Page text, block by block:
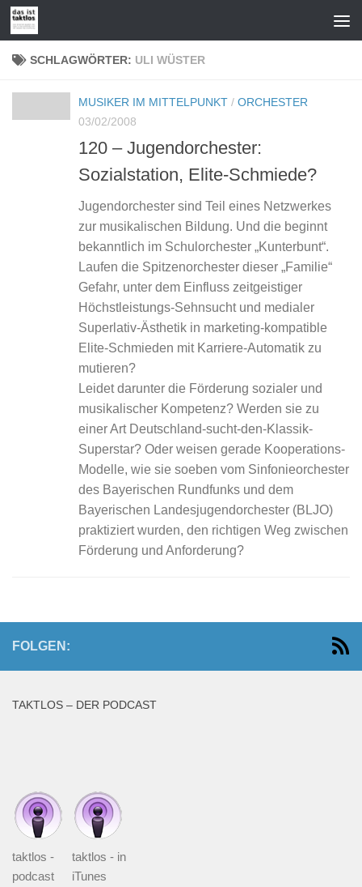
Zum Inhalt springen
SCHLAGWÖRTER: ULI WÜSTER
MUSIKER IM MITTELPUNKT / ORCHESTER
03/02/2008
120 – Jugendorchester:
Sozialstation, Elite-Schmiede?
Jugendorchester sind Teil eines Netzwerkes
zur musikalischen Bildung. Und die beginnt
bekanntlich im Schulorchester „Kunterbunt“.
Laufen die Spitzenorchester dieser „Familie“
Gefahr, unter dem Einfluss zeitgeistiger
Höchstleistungs-Sehnsucht und medialer
Superlativ-Ästhetik in marketing-kompatible
Elite-Schmieden mit Karriere-Automatik zu
mutieren?
Leidet darunter die Förderung sozialer und
musikalischer Kompetenz? Werden sie zu
einer Art Deutschland-sucht-den-Klassik-
Superstar? Oder weisen gerade Kooperations-
Modelle, wie sie soeben vom Sinfonieorchester
des Bayerischen Rundfunks und dem
Bayerischen Landesjugendorchester (BLJO)
praktiziert wurden, den richtigen Weg zwischen
Förderung und Anforderung?
FOLGEN:
TAKTLOS – DER PODCAST
taktlos -
podcast
taktlos - in
iTunes